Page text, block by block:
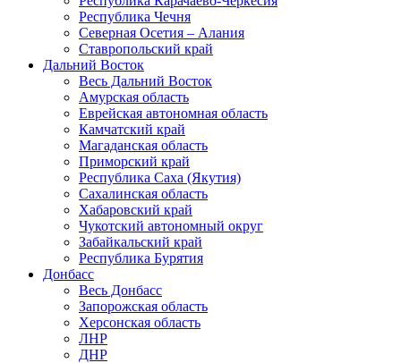
Республика Чечня
Северная Осетия – Алания
Ставропольский край
Дальний Восток
Весь Дальний Восток
Амурская область
Еврейская автономная область
Камчатский край
Магаданская область
Приморский край
Республика Саха (Якутия)
Сахалинская область
Хабаровский край
Чукотский автономный округ
Забайкальский край
Республика Бурятия
Донбасс
Весь Донбасс
Запорожская область
Херсонская область
ЛНР
ДНР